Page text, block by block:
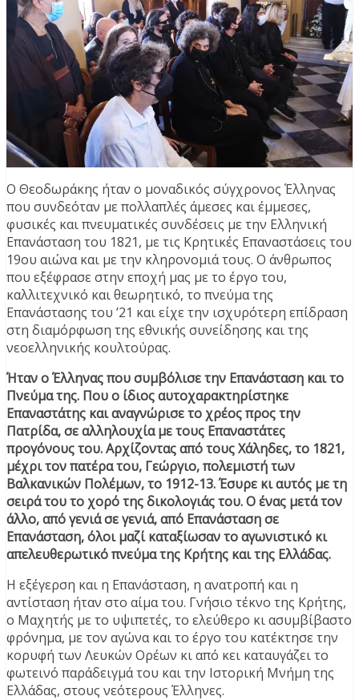
Ο Θεοδωράκης ήταν ο μοναδικός σύγχρονος Έλληνας
που συνδεόταν με πολλαπλές άμεσες και έμμεσες,
φυσικές και πνευματικές συνδέσεις με την Ελληνική
Επανάσταση του 1821, με τις Κρητικές Επαναστάσεις του
19ου αιώνα και με την κληρονομιά τους. Ο άνθρωπος
που εξέφρασε στην εποχή μας με το έργο του,
καλλιτεχνικό και θεωρητικό, το πνεύμα της
Επανάστασης του ’21 και είχε την ισχυρότερη επίδραση
στη διαμόρφωση της εθνικής συνείδησης και της
νεοελληνικής κουλτούρας.
Ήταν ο Έλληνας που συμβόλισε την Επανάσταση και το
Πνεύμα της. Που ο ίδιος αυτοχαρακτηρίστηκε
Επαναστάτης και αναγνώρισε το χρέος προς την
Πατρίδα, σε αλληλουχία με τους Επαναστάτες
προγόνους του. Αρχίζοντας από τους Χάληδες, το 1821,
μέχρι τον πατέρα του, Γεώργιο, πολεμιστή των
Βαλκανικών Πολέμων, το 1912-13. Έσυρε κι αυτός με τη
σειρά του το χορό της δικολογιάς του. Ο ένας μετά τον
άλλο, από γενιά σε γενιά, από Επανάσταση σε
Επανάσταση, όλοι μαζί καταξίωσαν το αγωνιστικό κι
απελευθερωτικό πνεύμα της Κρήτης και της Ελλάδας.
Η εξέγερση και η Επανάσταση, η ανατροπή και η
αντίσταση ήταν στο αίμα του. Γνήσιο τέκνο της Κρήτης,
ο Μαχητής με το υψιπετές, το ελεύθερο κι ασυμβίβαστο
φρόνημα, με τον αγώνα και το έργο του κατέκτησε την
κορυφή των Λευκών Ορέων κι από κει καταυγάζει το
φωτεινό παράδειγμά του και την Ιστορική Μνήμη της
Ελλάδας, στους νεότερους Έλληνες.